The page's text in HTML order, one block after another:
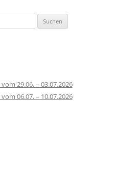
29.06. – 03.07.2026
06.07. – 10.07.2026